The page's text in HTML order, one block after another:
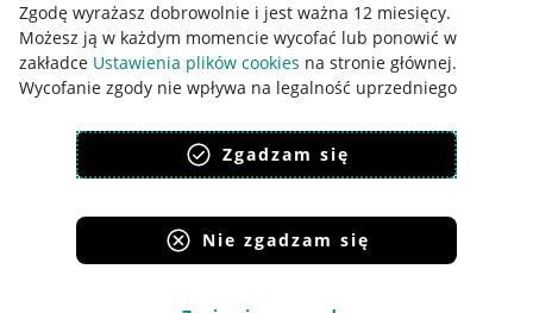
Zgodę wyrażasz dobrowolnie i jest ważna 12 miesięcy.
Możesz ją w każdym momencie wycofać lub ponowić w
zakładce Ustawienia plików cookies na stronie głównej.
Wycofanie zgody nie wpływa na legalność uprzedniego
polityka plików cookies
polityka ochrony prywatności
Zgadzam się
Nie zgadzam się
Korzystanie z serwisu oznacza akceptacjęregulaminu